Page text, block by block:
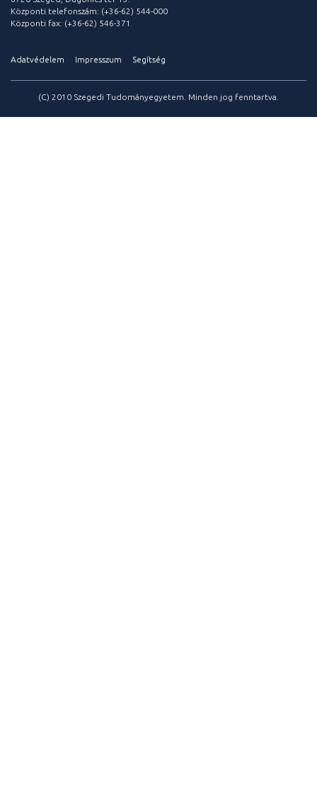
Központi telefonszám: (+36-62) 544-000
Központi fax: (+36-62) 546-371
Adatvédelem Impresszum Segítség
(C) 2010 Szegedi Tudományegyetem. Minden jog fenntartva.